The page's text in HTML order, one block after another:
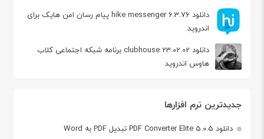
دانلود hike messenger 6.3.76 پیام‌ رسان‌ امن هایک برای
اندروید
دانلود clubhouse 23.02.02 برنامه شبکه اجتماعی کلاب
هاوس اندروید
جدیدترین نرم افزارها
دانلود PDF Converter Elite 5.0.5 تبدیل PDF به Word